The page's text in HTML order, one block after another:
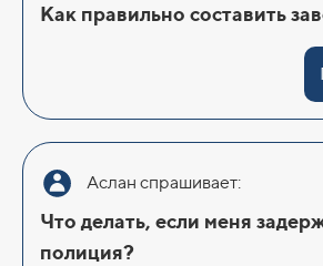
Как правильно составить
Аслан спрашивает:
Что делать, если меня
полиция?